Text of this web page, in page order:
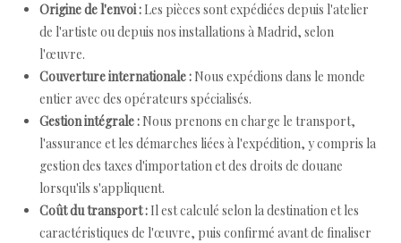
Origine de l'envoi : Les pièces sont expédiées depuis l'atelier
de l'artiste ou depuis nos installations à Madrid, selon
l'œuvre.
Couverture internationale : Nous expédions dans le monde
entier avec des opérateurs spécialisés.
Gestion intégrale : Nous prenons en charge le transport,
l'assurance et les démarches liées à l'expédition, y compris la
gestion des taxes d'importation et des droits de douane
lorsqu'ils s'appliquent.
Coût du transport : Il est calculé selon la destination et les
caractéristiques de l'œuvre, puis confirmé avant de finaliser